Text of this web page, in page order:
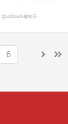
QuizKnock編集部
6